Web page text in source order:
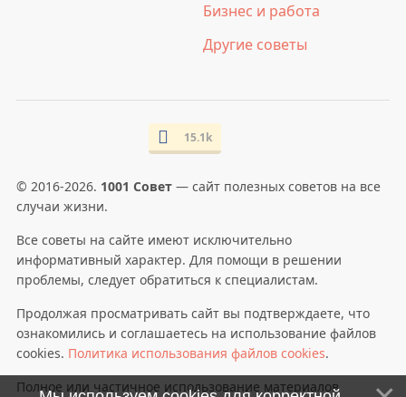
Бизнес и работа
Другие советы
15.1k
© 2016-2026. 1001 Совет— сайт полезных советов на все
случаи жизни.
Все советы на сайте имеют исключительно
информативный характер. Для помощи в решении
проблемы, следует обратиться к специалистам.
Продолжая просматривать сайт вы подтверждаете, что
ознакомились и соглашаетесь на использование файлов
cookies. Политика использования файлов cookies.
Полное или частичное использование материалов